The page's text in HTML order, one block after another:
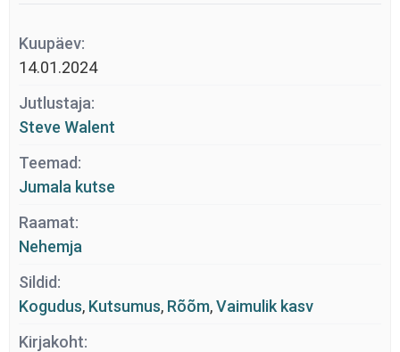
Kuupäev:
14.01.2024
Jutlustaja:
Steve Walent
Teemad:
Jumala kutse
Raamat:
Nehemja
Sildid:
Kogudus, Kutsumus, Rõõm,Vaimulik kasv
Kirjakoht: